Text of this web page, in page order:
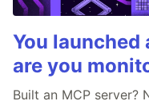
You launched
are you
Built an MCP server?